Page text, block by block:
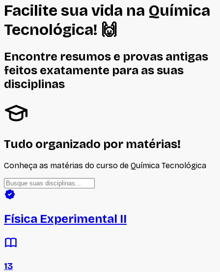
Facilite sua vida na Química
Tecnológica! 🙌
Encontre resumos e provas antigas
feitos exatamente para as suas
disciplinas
Tudo organizado por matérias!
Conheça as matérias do curso de Química Tecnológica
Física Experimental II
13